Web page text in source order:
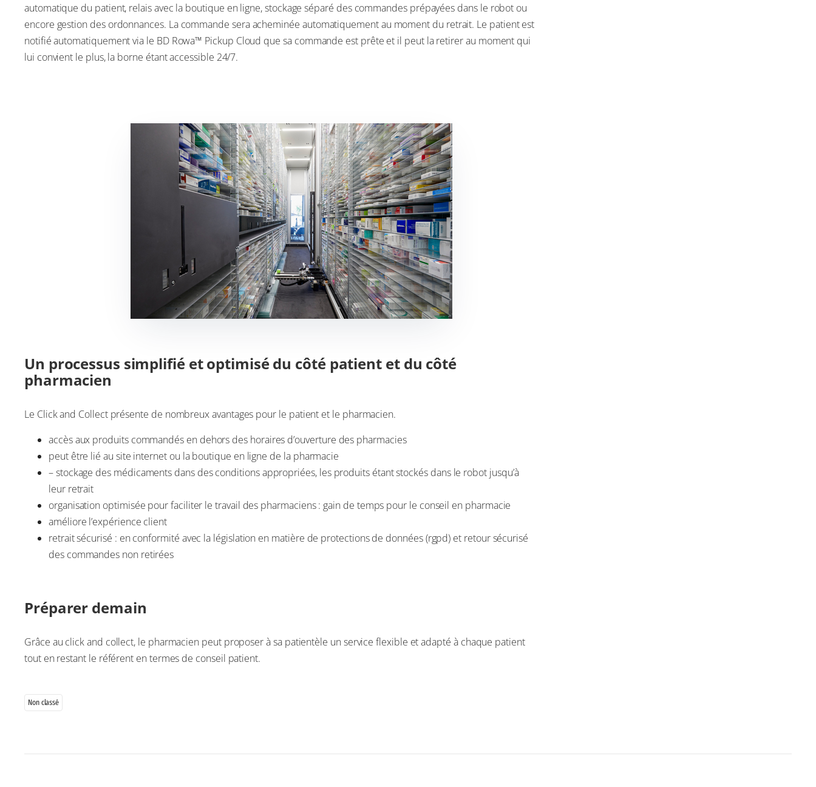
automatique du patient, relais avec la boutique en ligne, stockage séparé des commandes prépayées dans le robot ou
encore gestion des ordonnances. La commande sera acheminée automatiquement au moment du retrait. Le patient est
notifié automatiquement via le BD Rowa™ Pickup Cloud que sa commande est prête et il peut la retirer au moment qui
lui convient le plus, la borne étant accessible 24/7.
Un processus simplifié et optimisé du côté patient et du côté
pharmacien
Le Click and Collect présente de nombreux avantages pour le patient et le pharmacien.
accès aux produits commandés en dehors des horaires d’ouverture des pharmacies
peut être lié au site internet ou la boutique en ligne de la pharmacie
– stockage des médicaments dans des conditions appropriées, les produits étant stockés dans le robot jusqu’à
leur retrait
organisation optimisée pour faciliter le travail des pharmaciens : gain de temps pour le conseil en pharmacie
améliore l’expérience client
retrait sécurisé : en conformité avec la législation en matière de protections de données (rgpd) et retour sécurisé
des commandes non retirées
Préparer demain
Grâce au click and collect, le pharmacien peut proposer à sa patientèle un service flexible et adapté à chaque patient
tout en restant le référent en termes de conseil patient.
Non classé